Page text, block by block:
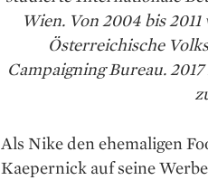
Wien. Von 2004 bis
Österreichische
Campaigning Bureau.
Als Nike den ehemaligen
Kaepernick auf seine